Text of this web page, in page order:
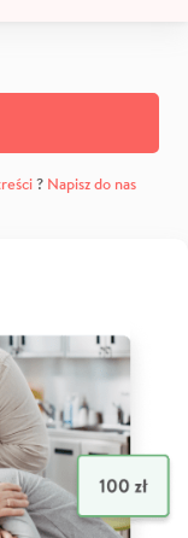
? Napisz do nas